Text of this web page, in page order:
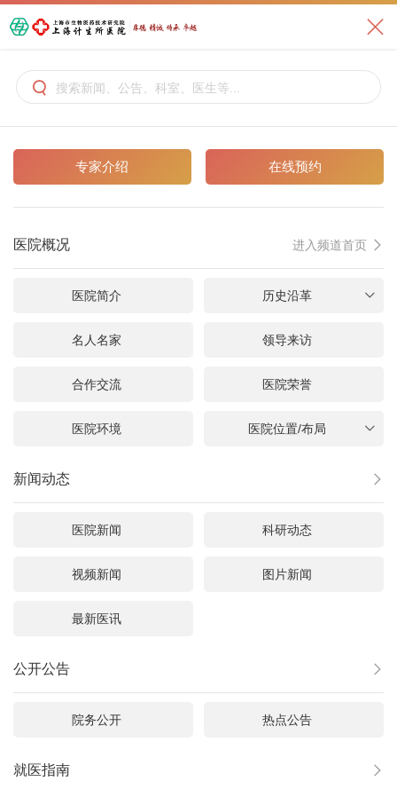

专家介绍 在线预约
医院概况 进入频道首页 
医院简介 历史沿革 
名人名家 领导来访
合作交流 医院荣誉
医院环境 医院位置/布局 
新闻动态 
医院新闻 科研动态
视频新闻 图片新闻
最新医讯
公开公告 
院务公开 热点公告
就医指南 